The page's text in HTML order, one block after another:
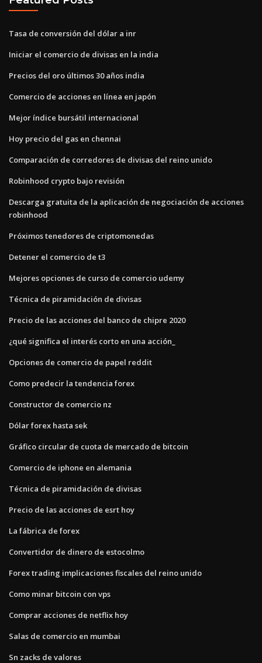
Tasa de conversión del dólar a inr
Iniciar el comercio de divisas en la india
Precios del oro últimos 30 años india
Comercio de acciones en línea en japón
Mejor índice bursátil internacional
Hoy precio del gas en chennai
Comparación de corredores de divisas del reino unido
Robinhood crypto bajo revisión
Descarga gratuita de la aplicación de negociación de acciones
robinhood
Próximos tenedores de criptomonedas
Detener el comercio de t3
Mejores opciones de curso de comercio udemy
Técnica de piramidación de divisas
Precio de las acciones del banco de chipre 2020
¿qué significa el interés corto en una acción_
Opciones de comercio de papel reddit
Como predecir la tendencia forex
Constructor de comercio nz
Dólar forex hasta sek
Gráfico circular de cuota de mercado de bitcoin
Comercio de iphone en alemania
Técnica de piramidación de divisas
Precio de las acciones de esrt hoy
La fábrica de forex
Convertidor de dinero de estocolmo
Forex trading implicaciones fiscales del reino unido
Como minar bitcoin con vps
Comprar acciones de netflix hoy
Salas de comercio en mumbai
Sn zacks de valores